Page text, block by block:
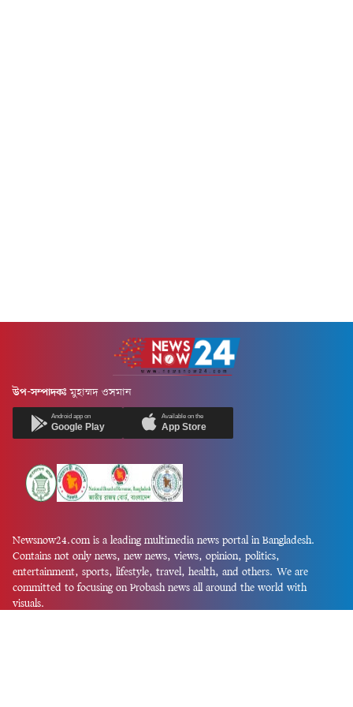
উপ-সম্পাদকঃ মুহাম্মদ ওসমান
Android app on
Google Play
Available on the
App Store
Newsnow24.com is a leading multimedia news portal in Bangladesh.
Contains not only news, new news, views, opinion, politics,
entertainment, sports, lifestyle, travel, health, and others. We are
committed to focusing on Probash news all around the world with
visuals.